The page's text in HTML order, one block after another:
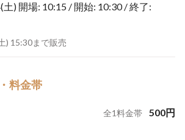
土) 開場: 10:15 / 開始: 10:30 / 終了:
) 15:30まで販売
料金帯
全1料金帯 500円